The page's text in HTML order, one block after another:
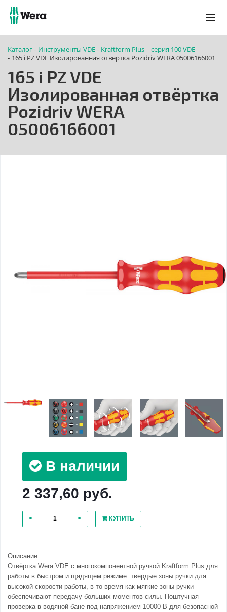
Каталог - Инструменты VDE - Kraftform Plus – серия 100 VDE
- 165 i PZ VDE Изолированная отвёртка Pozidriv WERA 05006166001
165 i PZ VDE
Изолированная отвёртка
Pozidriv WERA
05006166001
В наличии
2 337,60 руб.
< > КУПИТЬ
Описание:
Отвёртка Wera VDE с многокомпонентной ручкой Kraftform Plus для
работы в быстром и щадящем режиме: твердые зоны ручки для
высокой скорости работы, в то время как мягкие зоны ручки
обеспечивают передачу больших моментов силы. Поштучная
проверка в водяной бане под напряжением 10000 В для безопасной